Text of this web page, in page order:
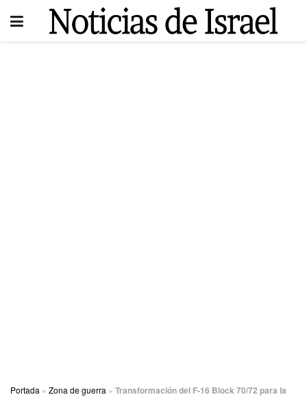
Portada » Zona de guerra » Transformación del F-16 Block 70/72 para la